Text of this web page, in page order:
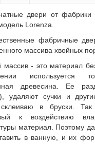
двери от фабрики
Lorenza.
фабричные
массива хвойных
массив - это материал
используется
древесина. Ее
удаляют сучки и
в бруски. Так
к воздействию
материал. Поэтому
в ванную, и их